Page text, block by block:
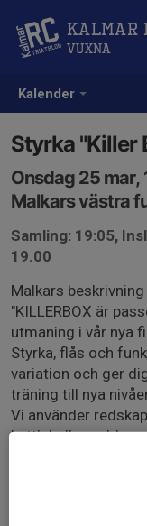
Kalender
Kalmar
Vuxna
Styrka "Killer
Onsdag 25
Malkars västra
Samling: 19:05,
19.00
Malkars
"KILLERBOX är
utmaning i vår nya
Styrka, flås och
variation och ger
träning till nya
Vi använder
kettlebells, roddar
Varje ny klass är
roliga och tuffa
Våra kompetenta
och träningen